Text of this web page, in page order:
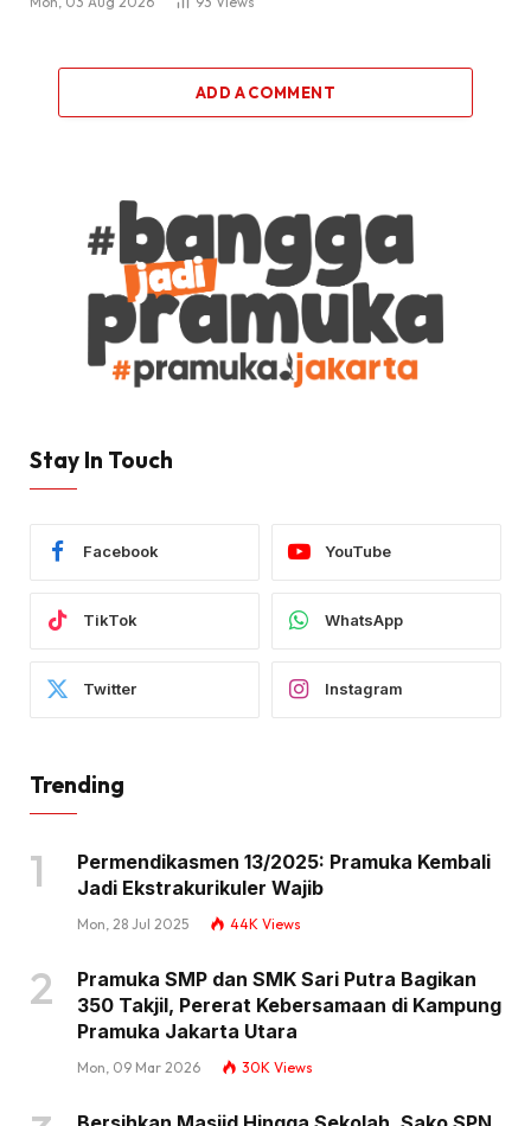
ADD A COMMENT
Stay In Touch
Facebook YouTube
TikTok WhatsApp
Twitter Instagram
Trending
Permendikasmen 13/2025: Pramuka Kembali
Jadi Ekstrakurikuler Wajib
Mon, 28 Jul 2025 44K Views
Pramuka SMP dan SMK Sari Putra Bagikan
350 Takjil, Pererat Kebersamaan di Kampung
Pramuka Jakarta Utara
Mon, 09 Mar 2026 30K Views